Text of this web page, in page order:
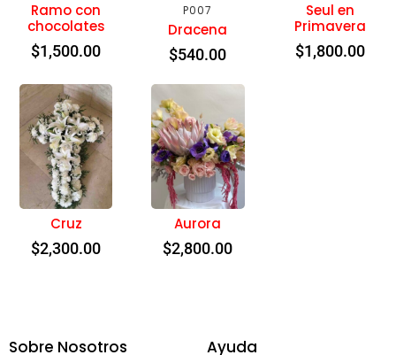
Ramo con
chocolates
$1,500.00
P007
Dracena
$540.00
Seul en
Primavera
$1,800.00
Cruz
$2,300.00
Aurora
$2,800.00
Sobre Nosotros Ayuda